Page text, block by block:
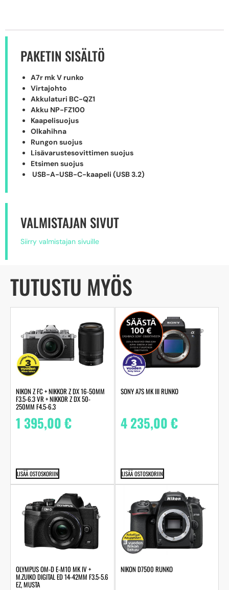
PAKETIN SISÄLTÖ
A7r mk V runko
Virtajohto
Akkulaturi BC-QZ1
Akku NP-FZ100
Kaapelisuojus
Olkahihna
Rungon suojus
Lisävarustesovittimen suojus
Etsimen suojus
USB-A-USB-C-kaapeli (USB 3.2)
VALMISTAJAN SIVUT
Siirry valmistajan sivuille
TUTUSTU MYÖS
NIKON Z FC + NIKKOR Z DX 16-50MM
F3.5-6.3 VR + NIKKOR Z DX 50-
250MM F4.5-6.3
1 395,00€
LISÄÄ OSTOSKORIIN
SONY A7S MK III RUNKO
4 235,00€
LISÄÄ OSTOSKORIIN
OLYMPUS OM-D E-M10 MK IV +
M.ZUIKO DIGITAL ED 14-42MM F3.5-5.6
EZ, MUSTA
NIKON D7500 RUNKO